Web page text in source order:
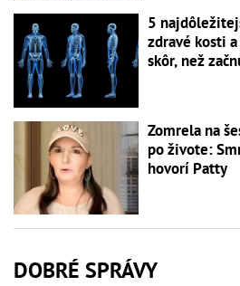
5
zdravé kosti
skôr, než
Zomrela na
po živote:
hovorí Patty
DOBRÉ SPRÁVY